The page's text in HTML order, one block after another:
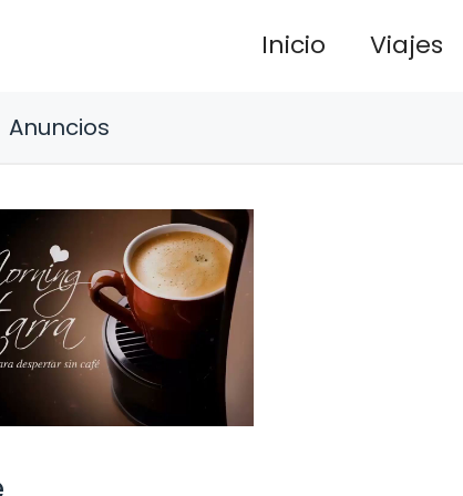
Inicio Viajes
Anuncios